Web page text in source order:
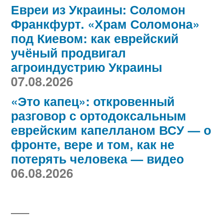
Евреи из Украины: Соломон
Франкфурт. «Храм Соломона»
под Киевом: как еврейский
учёный продвигал
агроиндустрию Украины
07.08.2026
«Это капец»: откровенный
разговор с ортодоксальным
еврейским капелланом ВСУ — о
фронте, вере и том, как не
потерять человека — видео
06.08.2026